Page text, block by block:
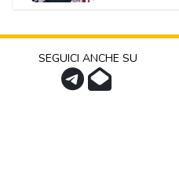
SEGUICI ANCHE SU